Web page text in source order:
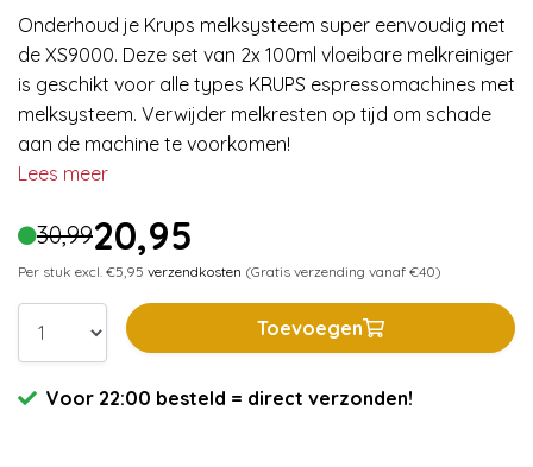
Onderhoud je Krups melksysteem super eenvoudig met
de XS9000. Deze set van 2x 100ml vloeibare melkreiniger
is geschikt voor alle types KRUPS espressomachines met
melksysteem. Verwijder melkresten op tijd om schade
aan de machine te voorkomen!
Lees meer
30,9920,95
Per stuk excl. €5,95 verzendkosten (Gratis verzending vanaf €40)
Toevoegen
Voor 22:00 besteld = direct verzonden!